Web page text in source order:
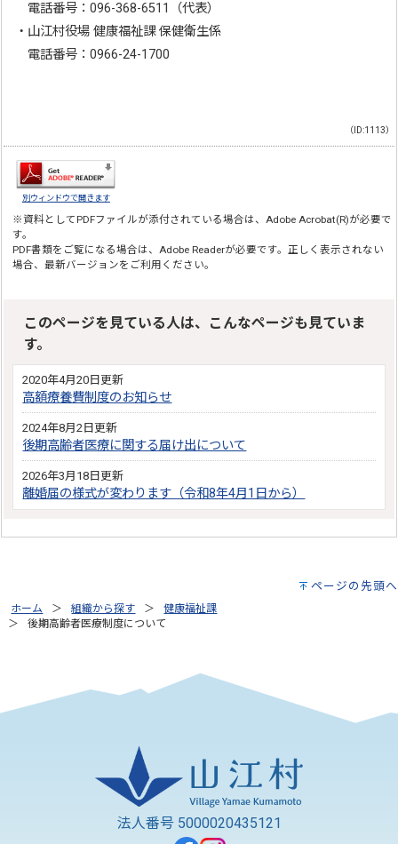
電話番号：096-368-6511（代表）
・山江村役場 健康福祉課 保健衛生係
電話番号：0966-24-1700
（ID:1113）
別ウィンドウで開きます
※資料としてPDFファイルが添付されている場合は、 Adobe Acrobat(R)が必要で
す。
PDF書類をご覧になる場合は、 Adobe Readerが必要です。正しく表示されない
場合、最新バージョンをご利用ください。
このページを見ている人は、こんなページも見ていま
す。
2020年4月20日更新
高額療養費制度のお知らせ
2024年8月2日更新
後期高齢者医療に関する届け出について
2026年3月18日更新
離婚届の様式が変わります（令和8年4月1日から）
ページの先頭へ
ホーム 組織から探す
健康福祉課
後期高齢者医療制度について
法人番号 5000020435121